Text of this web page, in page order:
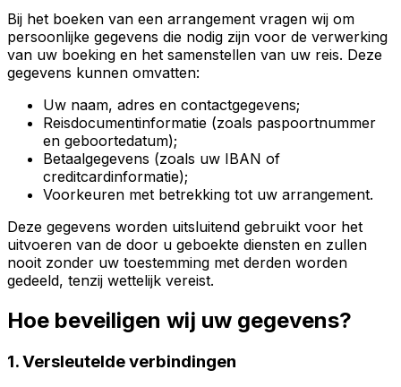
Bij het boeken van een arrangement vragen wij om
persoonlijke gegevens die nodig zijn voor de verwerking
van uw boeking en het samenstellen van uw reis. Deze
gegevens kunnen omvatten:
Uw naam, adres en contactgegevens;
Reisdocumentinformatie (zoals paspoortnummer
en geboortedatum);
Betaalgegevens (zoals uw IBAN of
creditcardinformatie);
Voorkeuren met betrekking tot uw arrangement.
Deze gegevens worden uitsluitend gebruikt voor het
uitvoeren van de door u geboekte diensten en zullen
nooit zonder uw toestemming met derden worden
gedeeld, tenzij wettelijk vereist.
Hoe beveiligen wij uw gegevens?
1. Versleutelde verbindingen